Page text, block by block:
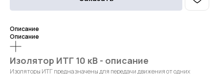
Описание
Описание
Изолятор ИТГ 10 кВ - описание
Изоляторы ИТГ предназначены для передачи движения от одних